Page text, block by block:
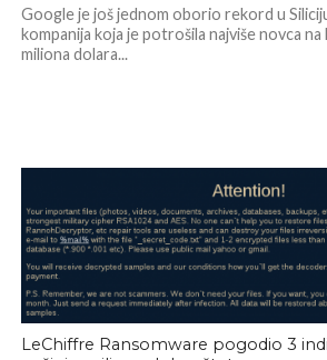
Google je još jednom oborio rekord u
kompanija koja je potrošila najviše novca
miliona dolara...
LeChiffre Ransomware pogodio 3